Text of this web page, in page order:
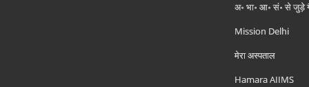
अ॰ भा॰ आ॰ सं॰ से जुड़े
Mission Delhi
मेरा अस्पताल
Hamara AIIMS